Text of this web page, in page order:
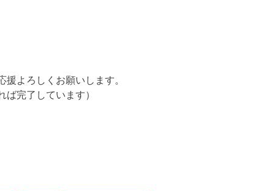
よろしくお願いします。
ば完了しています）